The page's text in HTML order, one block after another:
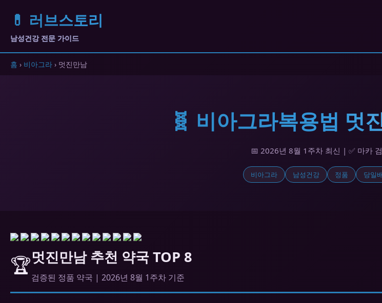
💊 러브스토리
남성건강 전문 가이드
홈 › 비아그라 › 멋진만남
🧬 비아그라복용법 멋
📅 2026년 8월 1주차 최신 | ✅ 마카
비아그라 남성건강 정품 당일
🏆멋진만남 추천 약국 TOP 8
검증된 정품 약국 | 2026년 8월 1주차 기준